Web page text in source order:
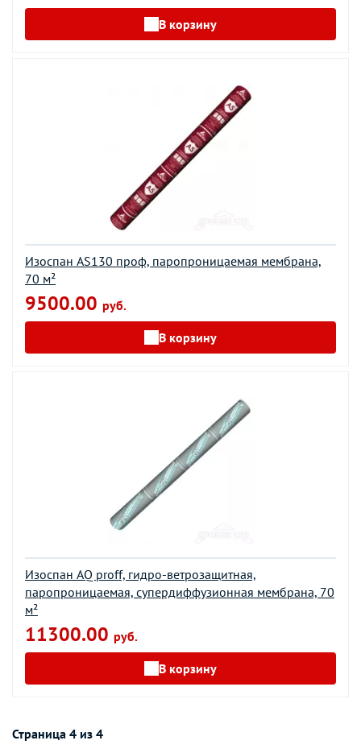
В корзину
Изоспан AS130 проф, паропроницаемая мембрана,
70 м²
9500.00 руб.
В корзину
Изоспан AQ proff, гидро-ветрозащитная,
паропроницаемая, супердиффузионная мембрана, 70
м²
11300.00 руб.
В корзину
Страница 4 из 4